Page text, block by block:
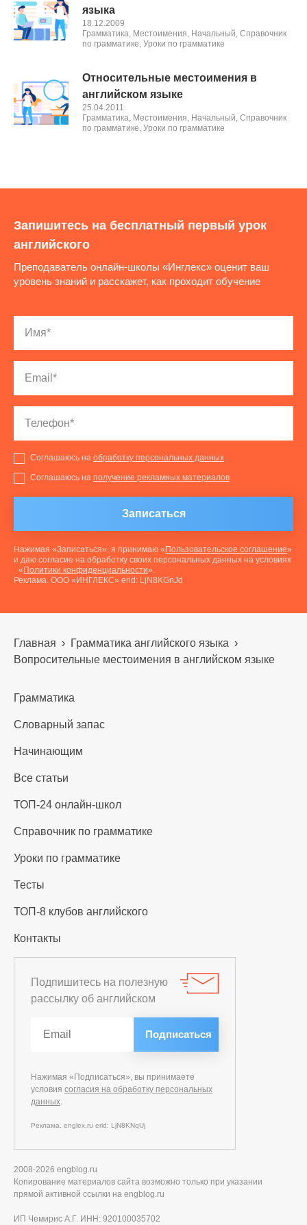
языка
18.12.2009
Грамматика, Местоимения, Начальный, Справочник
по грамматике, Уроки по грамматике
Относительные местоимения в
английском языке
25.04.2011
Грамматика, Местоимения, Начальный, Справочник
по грамматике, Уроки по грамматике
Запишитесь на бесплатный первый урок
английского
Преподаватель онлайн-школы «Инглекс» оценит ваш
уровень знаний и расскажет, как проходит обучение
Соглашаюсь на обработку персональных данных
Соглашаюсь на получение рекламных материалов
Записаться
Нажимая «Записаться», я принимаю « Пользовательское соглашение»
и даю согласие на обработку своих персональных данных на условиях
« Политики конфиденциальности».
Реклама. ООО «ИНГЛЕКС» erid: LjN8KGnJd
Главная › Грамматика английского языка ›
Вопросительные местоимения в английском языке
Грамматика
Словарный запас
Начинающим
Все статьи
ТОП-24 онлайн-школ
Справочник по грамматике
Уроки по грамматике
Тесты
ТОП-8 клубов английского
Контакты
Подпишитесь на полезную
рассылку об английском
Нажимая «Подписаться», вы принимаете
условия согласия на обработку персональных
данных.
Реклама. englex.ru erid: LjN8KNqUj
2008-2026 engblog.ru
Копирование материалов сайта возможно только при указании
прямой активной ссылки на engblog.ru
ИП Чемирис А.Г. ИНН: 920100035702